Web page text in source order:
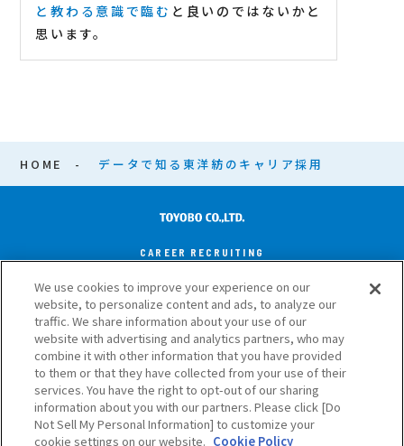
と教わる意識で臨む と良いのではないかと
思います。
HOME データで知る東洋紡のキャリア採用
CAREER RECRUITING
INFORMATION
サポート・お問い合わせ サイトマップ
ご利用にあたって プライバシーポリシー
© TOYOBO CO., LTD. All rights reserved.
We use cookies to improve your experience on our
website, to personalize content and ads, to analyze our
traffic. We share information about your use of our
website with advertising and analytics partners, who may
combine it with other information that you have provided
to them or that they have collected from your use of their
services. You have the right to opt-out of our sharing
information about you with our partners. Please click [Do
Not Sell My Personal Information] to customize your
cookie settings on our website. Cookie Policy